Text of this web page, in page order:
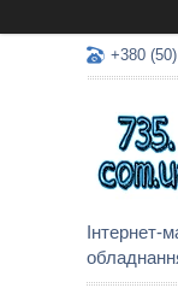
+380
Інтернет-